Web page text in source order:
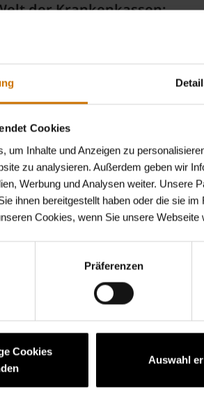
Cookies
um Inhalte und Anzeigen zu
zu analysieren. Außerdem geben wir
Werbung und Analysen weiter. Unsere
ihnen bereitgestellt haben oder die sie
Cookies, wenn Sie unsere Webseite
Präferenzen
Cookies
Auswahl
der Krankenkassen:
...
mit einem wirtschaftlichen
im Gesundheits- und
freundlichen Team mitzuarbeiten.
Tätigkeiten und digitale
mit Menschen hast und neue
Abläufe der BKK firmus und
Verwaltungsabläufe sowie
und Kundenservice Hand in Hand
digital - spannende Einblicke in
unseren Unternehmenszielen mit.